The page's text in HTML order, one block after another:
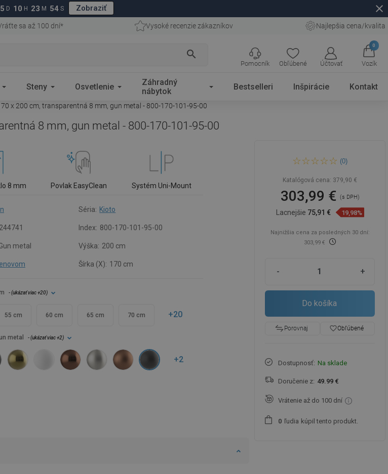
5 D 10 H 23 M 53 S Zobraziť close
sa až 100 dní* Vysoké recenzie zákazníkov Najlepšia cena/kvalita
search
Obľúbené Účtovať
0
Vozík
Pomocník
Steny Osvetlenie
Záhradný
nábytok
Bestselleri Inšpirácie Kontakt
x 200 cm, transparentná 8 mm, gun metal - 800-170-101-95-00
8 mm, gun metal - 800-170-101-95-00
8 mm Povlak EasyClean Systém Uni-Mount
Séria: Kioto
Index: 800-170-101-95-00
metal Výška: 200 cm
Šírka (X): 170 cm
metal - (ukázať viac+2)
+2
- (ukázať viac+20)
55 cm 60 cm 65 cm 70 cm +20
Walk-in 170 x 200 cm,
metal - 800-170-101-95-00
(0)
Katalógová cena: 379,90 €
303,99 € (s DPH)
Lacnejšie 75,91 € 19,98%
Najnižšia cena za posledných 30 dní:
303,99 €
- +
Do košíka
Porovnaj favorite_borderObľúbené
Dostupnosť: Na sklade
Doručenie z: 49.99 €
Vrátenie až do 100 dní
0 ľudia kúpil tento produkt.